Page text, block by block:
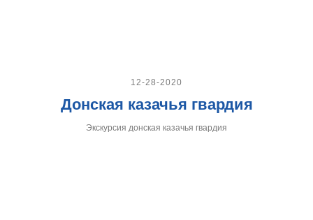
12-28-2020
Донская казачья гвардия
Экскурсия донская казачья гвардия